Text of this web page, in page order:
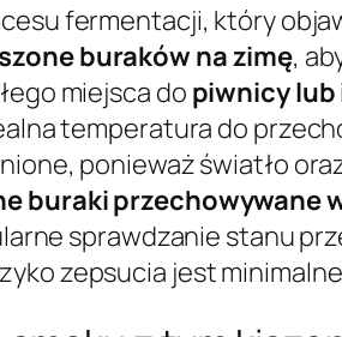
fermentacji, który
buraków na zimę,
miejsca do piwnicy lub
temperatura do
ponieważ światło
buraki przechowywane
sprawdzanie stanu
zepsucia jest